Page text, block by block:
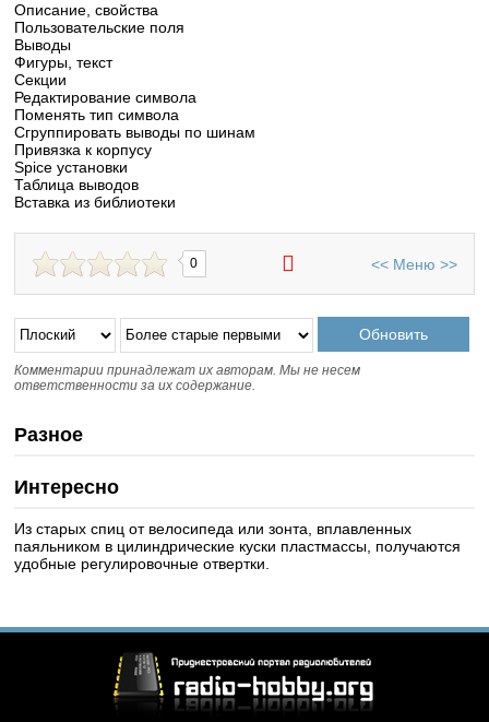
Описание, свойства
Пользовательские поля
Выводы
Фигуры, текст
Секции
Редактирование символа
Поменять тип символа
Сгруппировать выводы по шинам
Привязка к корпусу
Spice установки
Таблица выводов
Вставка из библиотеки
0 << Меню >>
Комментарии принадлежат их авторам. Мы не несем
ответственности за их содержание.
Разное
Интересно
Из старых спиц от велосипеда или зонта, вплавленных
паяльником в цилиндрические куски пластмассы, получаются
удобные регулировочные отвертки.